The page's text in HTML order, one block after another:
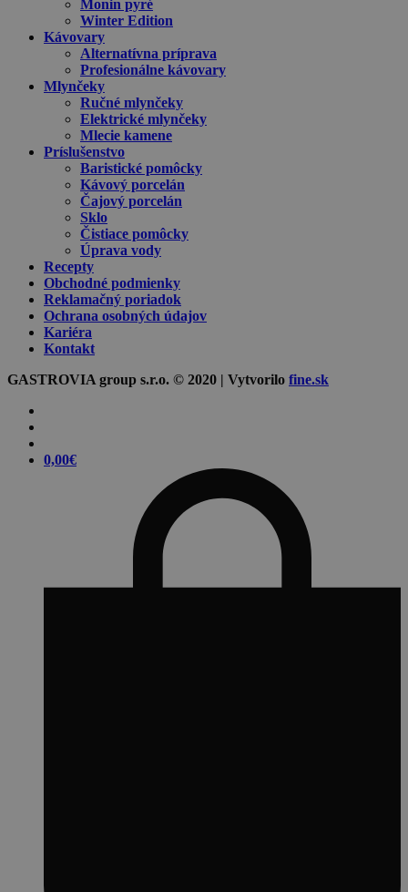
Monin pyré
Winter Edition
Kávovary
Alternatívna príprava
Profesionálne kávovary
Mlynčeky
Ručné mlynčeky
Elektrické mlynčeky
Mlecie kamene
Príslušenstvo
Baristické pomôcky
Kávový porcelán
Čajový porcelán
Sklo
Čistiace pomôcky
Úprava vody
Recepty
Obchodné podmienky
Reklamačný poriadok
Ochrana osobných údajov
Kariéra
Kontakt
GASTROVIA group s.r.o. © 2020 | Vytvorilo fine.sk
0,00€